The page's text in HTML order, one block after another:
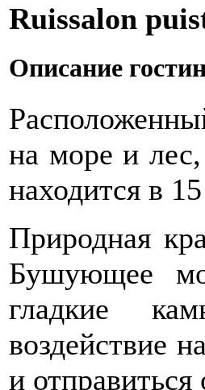
Ruissalon
Описание
на море и
находится в
Природная
Бушующее
гладкие
воздействие
и